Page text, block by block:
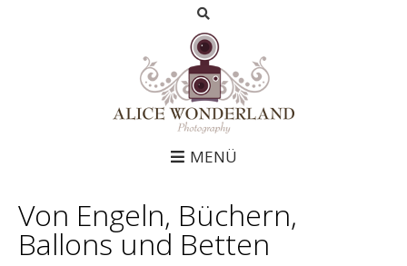
MENÜ
Von Engeln, Büchern,
Ballons und Betten